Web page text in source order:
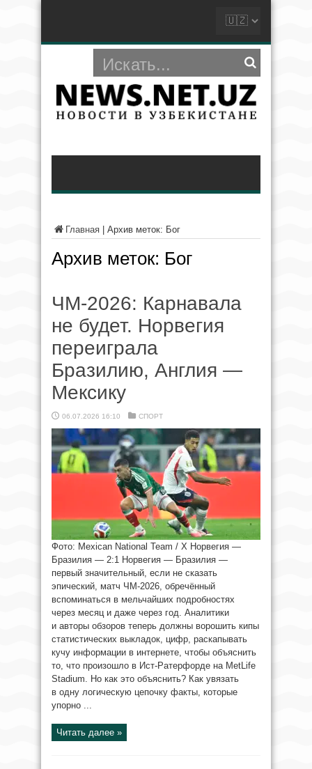
Главная Архив меток: Бог
Архив меток: Бог
ЧМ-2026: Карнавала
не будет. Норвегия
переиграла
Бразилию, Англия —
Мексику
06.07.2026 16:10 СПОРТ
Фото: Mexican National Team / X Норвегия —
Бразилия — 2:1 Норвегия — Бразилия —
первый значительный, если не сказать
эпический, матч ЧМ-2026, обречённый
вспоминаться в мельчайших подробностях
через месяц и даже через год. Аналитики
и авторы обзоров теперь должны ворошить кипы
статистических выкладок, цифр, раскапывать
кучу информации в интернете, чтобы объяснить
то, что произошло в Ист-Ратерфорде на MetLife
Stadium. Но как это объяснить? Как увязать
в одну логическую цепочку факты, которые
упорно ...
Читать далее »